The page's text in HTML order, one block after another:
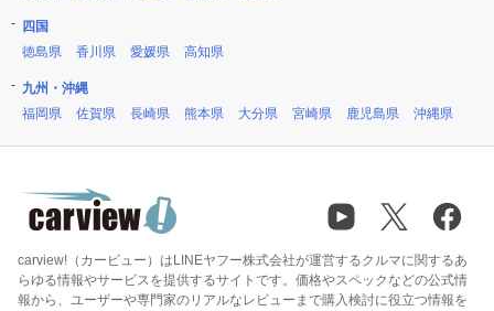
四国
徳島県
香川県 愛媛県 高知県
九州・沖縄
福岡県
佐賀県 長崎県 熊本県 大分県 宮崎県 鹿児島県 沖縄県
carview!（カービュー）はLINEヤフー株式会社が運営するクルマに関するあ
らゆる情報やサービスを提供するサイトです。価格やスペックなどの公式情
報から、ユーザーや専門家のリアルなレビューまで購入検討に役立つ情報を